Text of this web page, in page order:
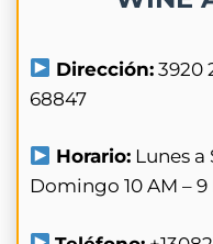
Dirección: 3920
68847
Horario: Lunes a
Domingo 10 AM – 9